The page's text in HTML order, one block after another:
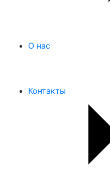
О нас
Контакты